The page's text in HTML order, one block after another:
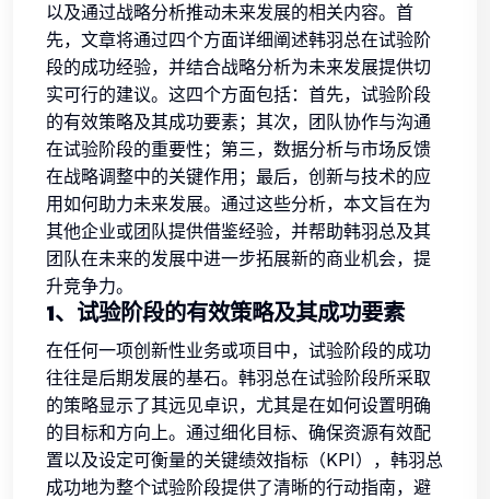
以及通过战略分析推动未来发展的相关内容。首
先，文章将通过四个方面详细阐述韩羽总在试验阶
段的成功经验，并结合战略分析为未来发展提供切
实可行的建议。这四个方面包括：首先，试验阶段
的有效策略及其成功要素；其次，团队协作与沟通
在试验阶段的重要性；第三，数据分析与市场反馈
在战略调整中的关键作用；最后，创新与技术的应
用如何助力未来发展。通过这些分析，本文旨在为
其他企业或团队提供借鉴经验，并帮助韩羽总及其
团队在未来的发展中进一步拓展新的商业机会，提
升竞争力。
1、试验阶段的有效策略及其成功要素
在任何一项创新性业务或项目中，试验阶段的成功
往往是后期发展的基石。韩羽总在试验阶段所采取
的策略显示了其远见卓识，尤其是在如何设置明确
的目标和方向上。通过细化目标、确保资源有效配
置以及设定可衡量的关键绩效指标（KPI），韩羽总
成功地为整个试验阶段提供了清晰的行动指南，避